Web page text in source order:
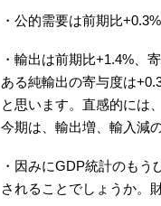
・公的需要は前期比
・輸出は前期比+1.4%、
ある純輸出の寄与度は
と思います。直感的には
今期は、輸出増、輸入減
・因みにGDP統計のも
されることでしょうか。